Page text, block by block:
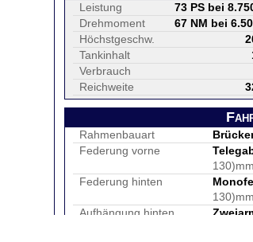
Leistung
73 PS bei
Drehmoment
67 NM bei
Höchstgeschw.
Tankinhalt
Verbrauch
Reichweite
Rahmenbauart
Federung vorne
130)mm
Federung hinten
130)mm
Aufhängung hinten